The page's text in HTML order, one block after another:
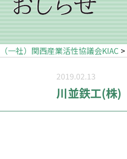
（一社）関西産業活性協議会KIAC >
2019.02.13
川並鉄工(株)